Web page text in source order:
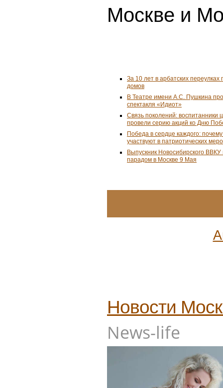
Москве и
За 10 лет в арбатских переулках
домов
В Театре имени А.С. Пушкина
спектакля «Идиот»
Связь поколений: воспитанники
провели серию акций ко Дню
Победа в сердце каждого:
участвуют в патриотических
Выпускник Новосибирского
парадом в Москве 9 Мая
Новости
News-life